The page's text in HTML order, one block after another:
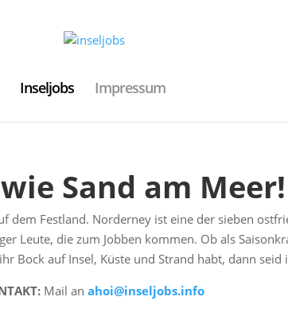
Inseljobs Impressum
Sand am Meer!
dem Festland. Norderney ist eine der sieben
Leute, die zum Jobben kommen. Ob als
Bock auf Insel, Küste und Strand habt, dann
Mail an ahoi@inseljobs.info